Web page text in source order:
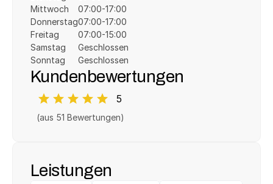
Mittwoch
Donnerstag
Freitag
Samstag
Sonntag
07:00-17:00
07:00-17:00
07:00-15:00
Geschlossen
Geschlossen
Kundenbewertungen
5
(aus 51 Bewertungen)
Leistungen